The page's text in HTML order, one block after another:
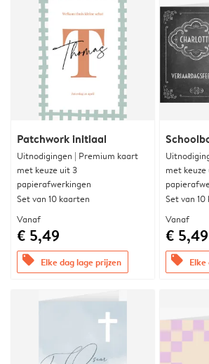
Patchwork initiaal
Uitnodigingen | Premium kaart
met keuze uit 3
papierafwerkingen
Set van 10 kaarten
Vanaf
€ 5,49
offers Elke dag lage prijzen
met
Set van
Vanaf
€ 5,49
offers